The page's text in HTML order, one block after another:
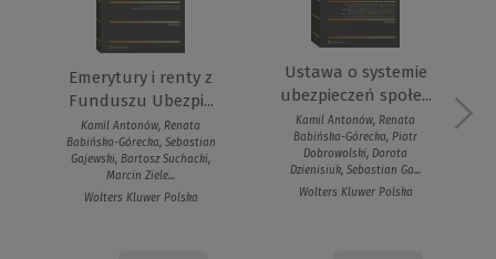
Emerytury i renty z
Funduszu Ubezpi...
Kamil Antonów, Renata
Babińska-Górecka, Sebastian
Gajewski, Bartosz Suchacki,
Marcin Ziele...
Wolters Kluwer Polska
Ustawa o systemie
ubezpieczeń społe...
Kamil Antonów, Renata
Babińska-Górecka, Piotr
Dobrowolski, Dorota
Dzienisiuk, Sebastian Ga...
Wolters Kluwer Polska